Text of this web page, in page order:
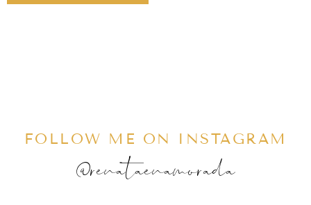
FOLLOW ME ON INSTAGRAM
@renataenamorada